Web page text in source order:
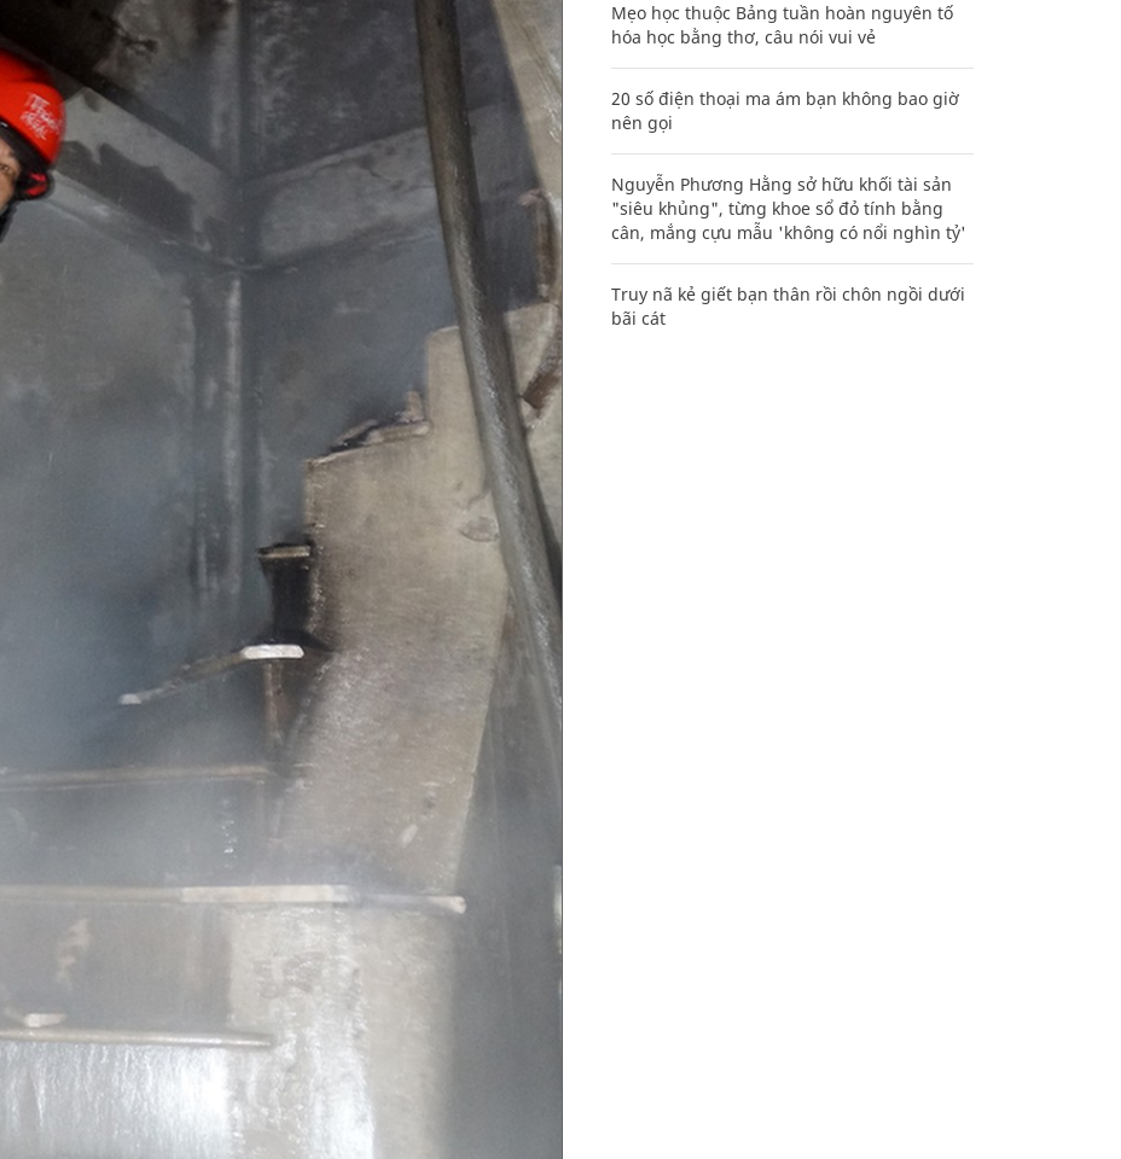
Mẹo học thuộc Bảng tuần hoàn nguyên tố
hóa học bằng thơ, câu nói vui vẻ
20 số điện thoại ma ám bạn không bao giờ
nên gọi
Nguyễn Phương Hằng sở hữu khối tài sản
"siêu khủng", từng khoe sổ đỏ tính bằng
cân, mắng cựu mẫu 'không có nổi nghìn tỷ'
Truy nã kẻ giết bạn thân rồi chôn ngồi dưới
bãi cát